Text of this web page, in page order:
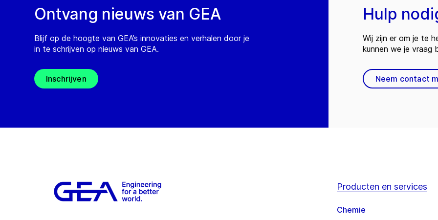
Ontvang nieuws van GEA
Blijf op de hoogte van GEA’s innovaties en verhalen door je
in te schrijven op nieuws van GEA.
Inschrijven
Hulp
Wij zijn er om je te
kunnen we je vraag
Neem contact
Producten en services
Chemie